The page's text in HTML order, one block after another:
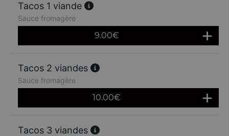
Tacos 1 viande
Sauce fromagère
9.00€
Tacos 2 viandes
Sauce fromagère
10.00€
Tacos 3 viandes